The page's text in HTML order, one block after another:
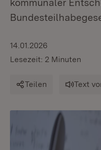
kommunaler
14.01.2026
Lesezeit: 2 Minuten
Teilen Text